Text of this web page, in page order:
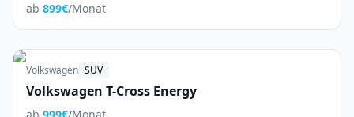
ab 899€/Monat
Volkswagen SUV
Volkswagen T-Cross Energy